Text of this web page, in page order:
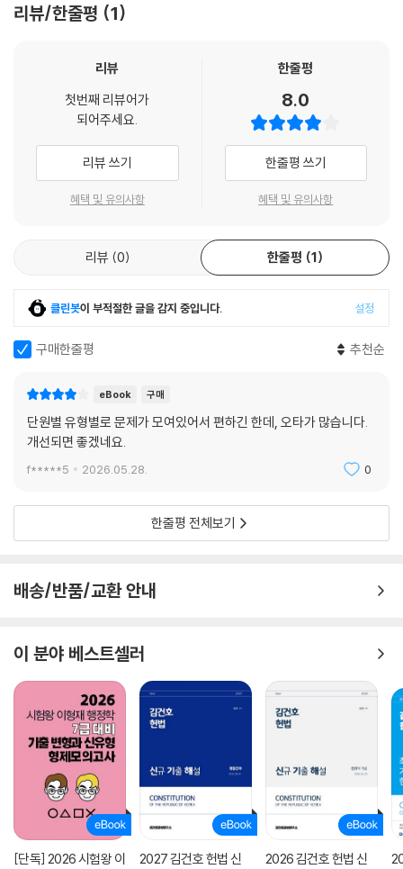
리뷰/한줄평 1
리뷰
첫번째 리뷰어가
되어주세요.
리뷰 쓰기
혜택 및 유의사항
한줄평
8.0
한줄평 쓰기
혜택 및 유의사항
리뷰 0 한줄평 1
클린봇이 부적절한 글을 감지 중입니다. 설정
구매한줄평 추천순
eBook 구매
단원별 유형별로 문제가 모여있어서 편하긴 한데, 오타가 많습니다.
개선되면 좋겠네요.
f*****5 2026.05.28. 0
한줄평 전체보기
배송/반품/교환 안내
이 분야 베스트셀러
[단독] 2026 시험왕 이
2027 김건호 헌법 신
2026 김건호 헌법 신